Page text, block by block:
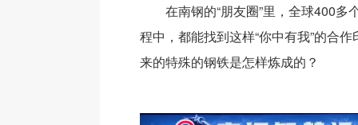
在南钢的“朋友圈”里，全球400多
程中，都能找到这样“你中有我”的合
来的特殊的钢铁是怎样炼成的？